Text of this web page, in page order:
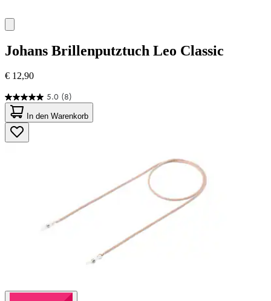
Johans Brillenputztuch Leo Classic
€ 12,90
5.0 (8)
5.0
von
5
Sternen.
8
In den Warenkorb